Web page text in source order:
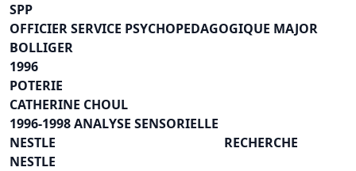
SPP
OFFICIER SERVICE PSYCHOPEDAGOGIQUE MAJOR
BOLLIGER
1996
CATHERINE CHOUL
1996-1998 ANALYSE SENSORIELLE
NESTLE RECHERCHE
NESTLE